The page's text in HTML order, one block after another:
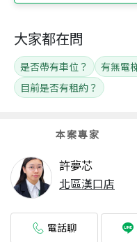
本案專家
許夢芯
北區漢口店
電話聊
大家都在問
是否帶有車位？ 有無電
目前是否有租約？